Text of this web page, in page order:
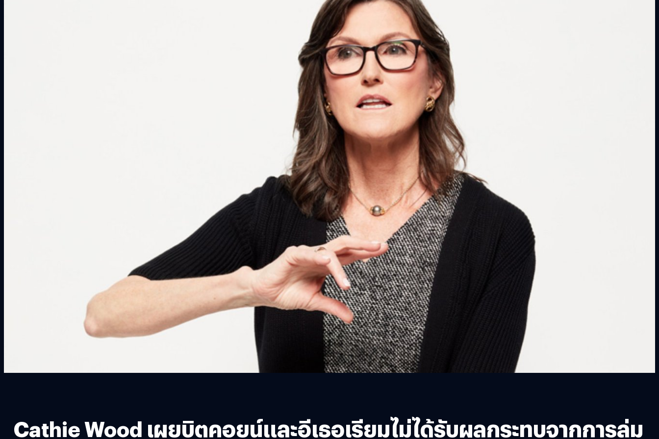
Cathie Wood เผยบิตคอยน์และอีเธอเรียมไม่ได้รับผลกระทบจากการล่ม